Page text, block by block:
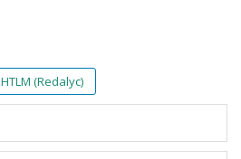
HTLM (Redalyc)